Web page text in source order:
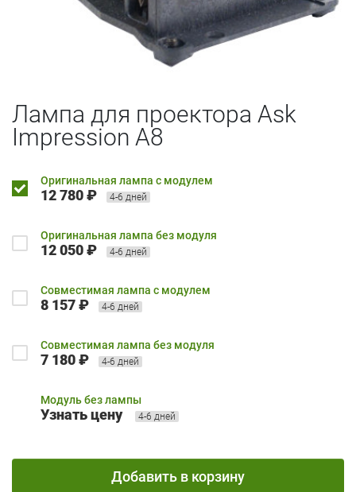
Лампа для проектора Ask
Impression A8
Оригинальная лампа с модулем
12 780 ₽ 4-6 дней
Оригинальная лампа без модуля
12 050 ₽ 4-6 дней
Совместимая лампа с модулем
8 157 ₽ 4-6 дней
Совместимая лампа без модуля
7 180 ₽ 4-6 дней
Модуль без лампы
Узнать цену 4-6 дней
Добавить в корзину